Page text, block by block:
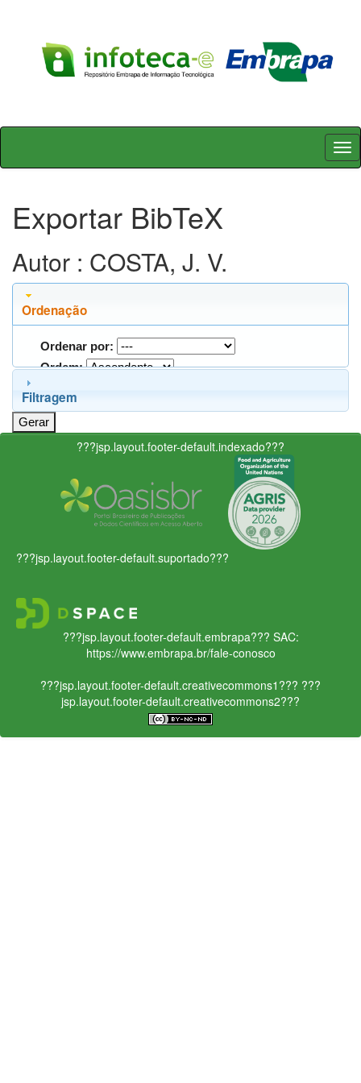
Skip
Exportar BibTeX
Autor : COSTA, J. V.
Ordenação
Ordenar por:
Ordem:
Filtragem
???jsp.layout.footer-default.indexado???
???jsp.layout.footer-default.suportado???
???jsp.layout.footer-default.embrapa??? SAC:
https://www.embrapa.br/fale-conosco
???jsp.layout.footer-default.creativecommons1??? ???
jsp.layout.footer-default.creativecommons2???